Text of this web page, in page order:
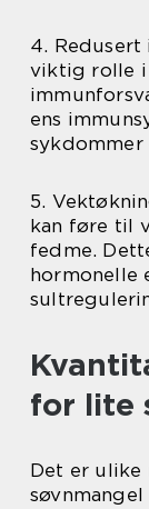
4. Redusert
viktig rolle
ens
sykdommer
5.
kan føre til
fedme.
hormonelle
for lite
Det er ulike